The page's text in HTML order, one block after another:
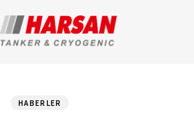
HABERLER